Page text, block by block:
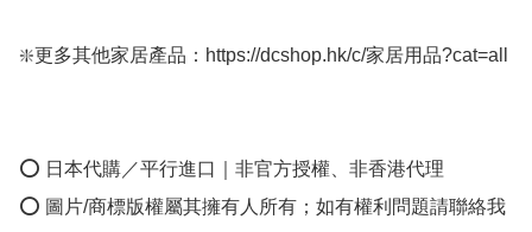
❇️更多其他家居產品：https://dcshop.hk/c/家居用品?cat=all
⭕ 日本代購／平行進口｜非官方授權、非香港代理
⭕ 圖片/商標版權屬其擁有人所有；如有權利問題請聯絡我